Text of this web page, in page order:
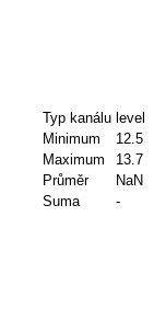
Typ kanálu level
Minimum
12.5
Maximum
13.7
Průměr
NaN
Suma
-